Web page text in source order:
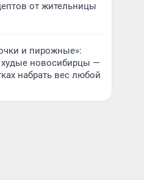
от жительницы
и пирожные»:
худые новосибирцы —
набрать вес любой